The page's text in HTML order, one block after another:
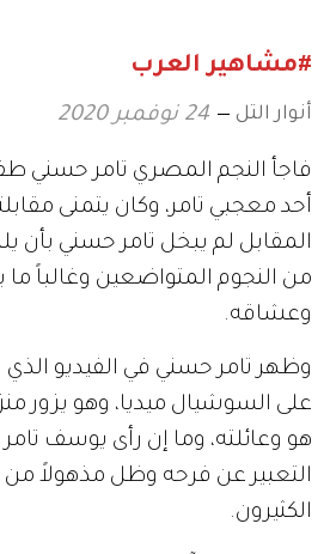
#مشاهير العرب
أنوار التل 24 نوفمبر 2020
فاجأ النجم المصري تامر حسني
أحد معجبي تامر، وكان يتمنى
المقابل لم يبخل تامر حسني بأن
من النجوم المتواضعين وغالباً ما
وعشاقه.
وظهر تامر حسني في الفيديو
على السوشيال ميديا، وهو يزور
هو وعائلته، وما إن رأى يوسف
التعبير عن فرحه وظل مذهولاً من
الكثيرون.